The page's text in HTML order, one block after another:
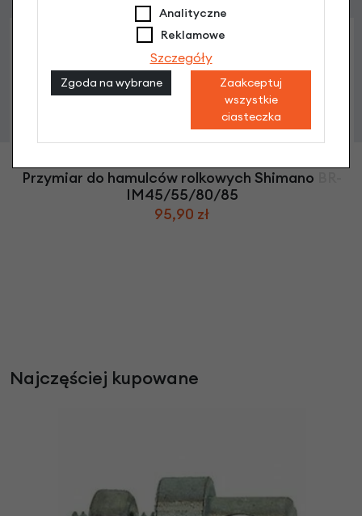
Przymiar do hamulców rolkowych Shimano BR-
IM45/55/80/85
95,90 zł
Najczęściej kupowane
Analityczne
Reklamowe
Szczegóły
Zgoda na wybrane
Zaakceptuj
wszystkie
ciasteczka